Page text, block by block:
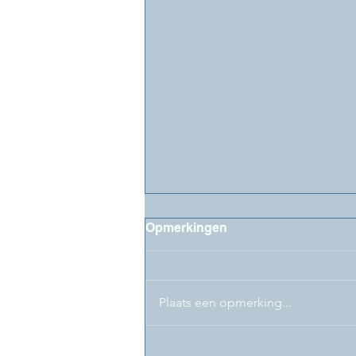
Opmerkingen
Plaats een opmerking...